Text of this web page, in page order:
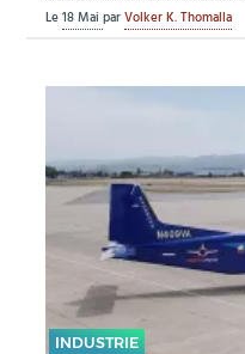
Le18 MaiparVolker K. Thomalla
INDUSTRIE